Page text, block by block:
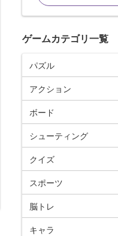
ゲームカテゴリ一覧
パズル
アクション
ボード
シューティング
クイズ
スポーツ
脳トレ
キャラ